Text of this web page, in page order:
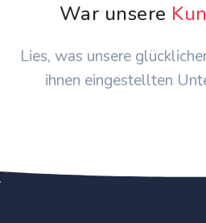
War unsere
Lies, was unsere
ihnen eingestellten